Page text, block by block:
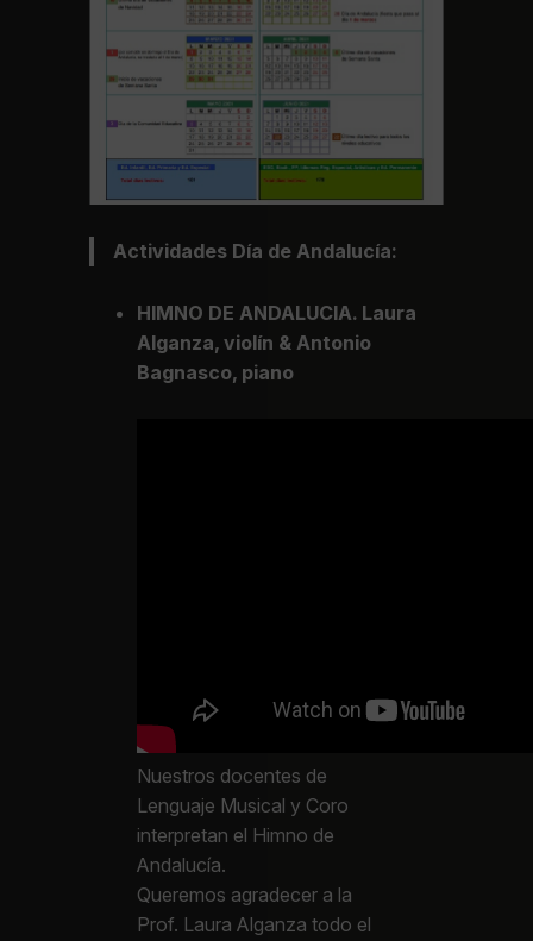
Actividades Día de Andalucía:
HIMNO DE ANDALUCIA. Laura
Alganza, violín & Antonio
Bagnasco, piano
Nuestros docentes de
Lenguaje Musical y Coro
interpretan el Himno de
Andalucía.
Queremos agradecer a la
Prof. Laura Alganza todo el